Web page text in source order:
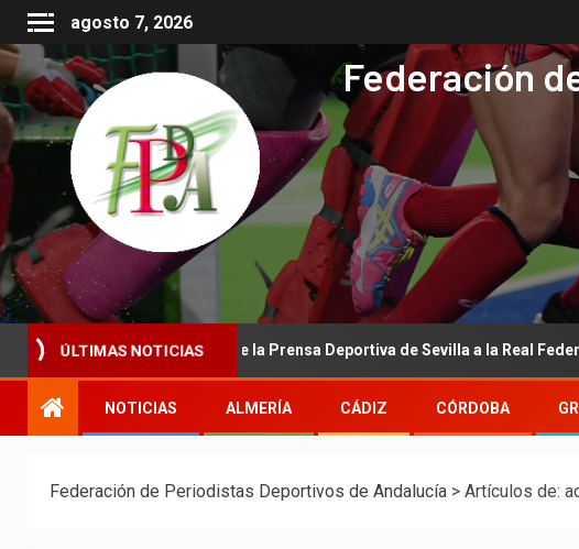
agosto 7, 2026
Federación
ÚLTIMAS NOTICIAS
la Asociación de la Prensa Deportiva de Sevilla a la Real Federación
NOTICIAS ALMERÍA CÁDIZ CÓRDOBA
Federación de Periodistas Deportivos de Andalucía > Artículos de: